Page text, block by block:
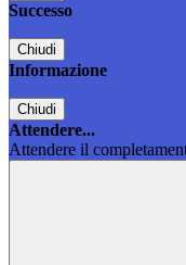
Successo
Chiudi
Informazione
Chiudi
Attendere...
Attendere il